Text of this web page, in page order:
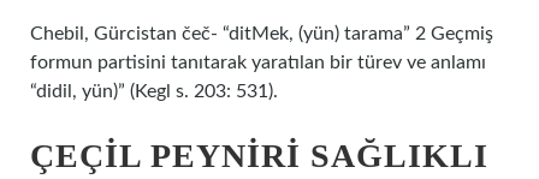
Chebil, Gürcistan čeč- “ditMek, (yün) tarama” 2 Geçmiş
formun partisini tanıtarak yaratılan bir türev ve anlamı
“didil, yün)” (Kegl s. 203: 531).
ÇEÇIL PEYNIRI SAĞLIKLI